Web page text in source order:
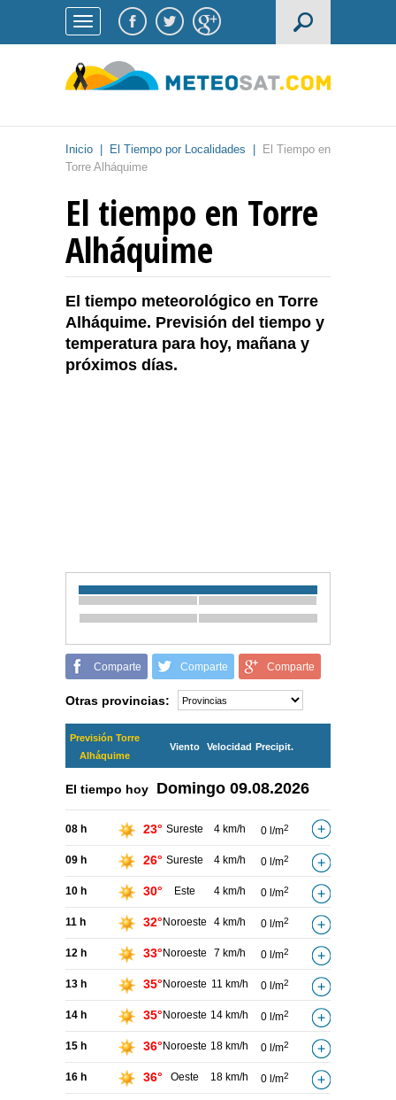
Inicio El Tiempo por Localidades
El Tiempo en
Torre Alháquime
El tiempo en Torre
Alháquime
El tiempo meteorológico en Torre
Alháquime. Previsión del tiempo y
temperatura para hoy, mañana y
próximos días.
Comparte Comparte Comparte
Otras provincias:
Previsión Torre
Alháquime
Viento Velocidad Precipit.
El tiempo hoy Domingo 09.08.2026
08 h 23° Sureste 4 km/h 0 l/m2
09 h 26° Sureste 4 km/h 0 l/m2
10 h 30° Este 4 km/h 0 l/m2
11 h 32° Noroeste 4 km/h 0 l/m2
12 h 33° Noroeste 7 km/h 0 l/m2
13 h 35° Noroeste 11 km/h 0 l/m2
14 h 35° Noroeste 14 km/h 0 l/m2
15 h 36° Noroeste 18 km/h 0 l/m2
16 h 36° Oeste 18 km/h 0 l/m2